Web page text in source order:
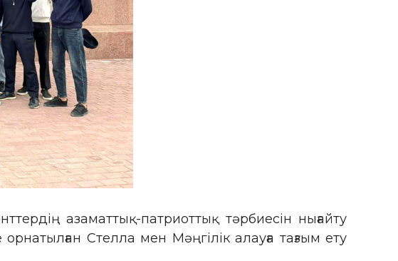
азаматтық-патриоттық тәрбиесін нығайту
Стелла мен Мәңгілік алауға тағзым ету